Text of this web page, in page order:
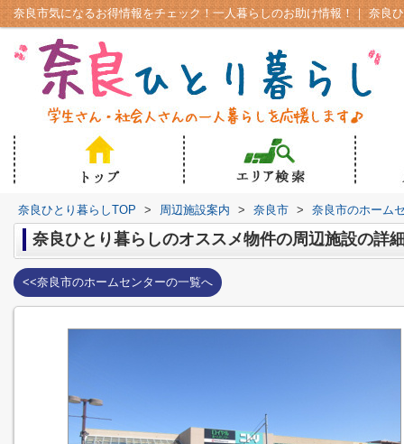
奈良ひとり暮らしTOP > 周辺施設案内 > 奈良市 > 奈良市のホーム
奈良ひとり暮らしのオススメ物件の周辺施設の詳
<<奈良市のホームセンターの一覧へ